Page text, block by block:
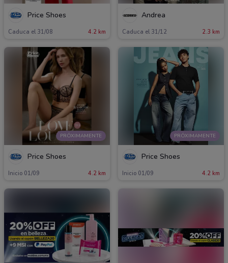
Price Shoes
Caduca el 31/08 4.2 km
Andrea
Caduca el 31/12 2.3 km
PRÓXIMAMENTE
Price Shoes
Inicio 01/09 4.2 km
PRÓXIMAMENTE
Price Shoes
Inicio 01/09 4.2 km